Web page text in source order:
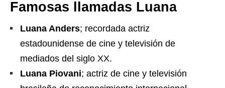
Famosas llamadas Luana
Luana Anders; recordada actriz
estadounidense de cine y televisión de
mediados del siglo XX.
Luana Piovani; actriz de cine y televisión